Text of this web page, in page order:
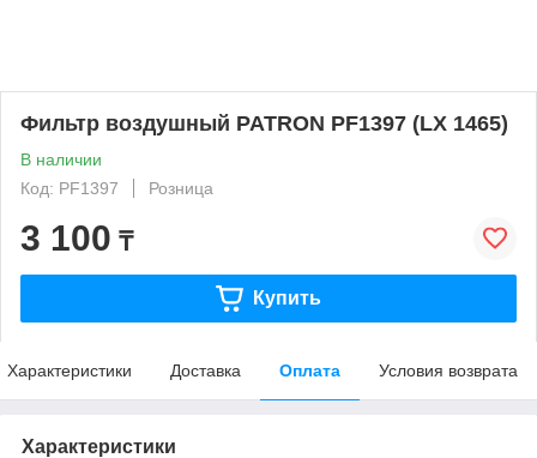
Фильтр воздушный PATRON PF1397 (LX 1465)
В наличии
Код: PF1397
Розница
3 100 ₸
Купить
Характеристики Доставка Оплата Условия возврата
Характеристики